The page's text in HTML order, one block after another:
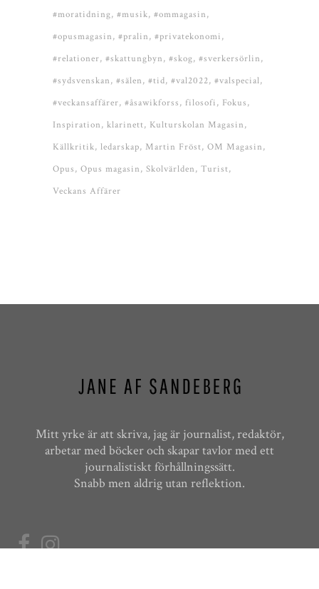
#moratidning #musik #ommagasin
#opusmagasin #pralin #privatekonomi
#relationer #skattungbyn #skog #sverkersörlin
#sydsvenskan #sälen #tid #val2022 #valspecial
#veckansaffärer #åsawikforss filosofi
Fokus
Inspiration klarinett Kulturskolan Magasin
Källkritik ledarskap Martin Fröst OM Magasin
Opus Opus magasin Skolvärlden Turist
Veckans Affärer
Mitt yrke är att skriva, jag är journalist, redaktör,
arbetar med böcker och skapar tavlor med ett
journalistiskt förhållningssätt.
Snabb men aldrig utan reflektion.